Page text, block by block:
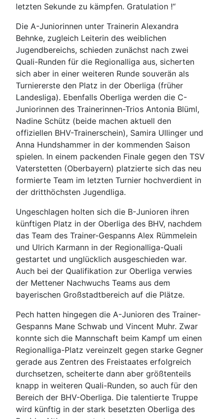
letzten Sekunde zu kämpfen. Gratulation !“
Die A-Juniorinnen unter Trainerin Alexandra
Behnke, zugleich Leiterin des weiblichen
Jugendbereichs, schieden zunächst nach zwei
Quali-Runden für die Regionalliga aus, sicherten
sich aber in einer weiteren Runde souverän als
Turniererste den Platz in der Oberliga (früher
Landesliga). Ebenfalls Oberliga werden die C-
Juniorinnen des Trainerinnen-Trios Antonia Blüml,
Nadine Schütz (beide machen aktuell den
offiziellen BHV-Trainerschein), Samira Ullinger und
Anna Hundshammer in der kommenden Saison
spielen. In einem packenden Finale gegen den TSV
Vaterstetten (Oberbayern) platzierte sich das neu
formierte Team im letzten Turnier hochverdient in
der dritthöchsten Jugendliga.
Ungeschlagen holten sich die B-Junioren ihren
künftigen Platz in der Oberliga des BHV, nachdem
das Team des Trainer-Gespanns Alex Rümmelein
und Ulrich Karmann in der Regionalliga-Quali
gestartet und unglücklich ausgeschieden war.
Auch bei der Qualifikation zur Oberliga verwies
der Mettener Nachwuchs Teams aus dem
bayerischen Großstadtbereich auf die Plätze.
Pech hatten hingegen die A-Junioren des Trainer-
Gespanns Mane Schwab und Vincent Muhr. Zwar
konnte sich die Mannschaft beim Kampf um einen
Regionalliga-Platz vereinzelt gegen starke Gegner
gerade aus Zentren des Freistaates erfolgreich
durchsetzen, scheiterte dann aber größtenteils
knapp in weiteren Quali-Runden, so auch für den
Bereich der BHV-Oberliga. Die talentierte Truppe
wird künftig in der stark besetzten Oberliga des